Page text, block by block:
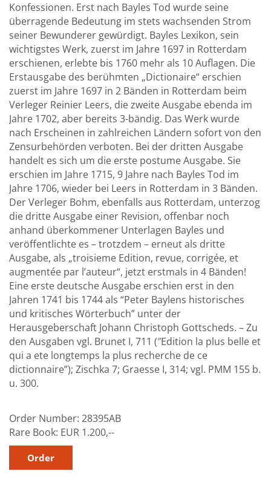
Konfessionen. Erst nach Bayles Tod wurde seine
überragende Bedeutung im stets wachsenden Strom
seiner Bewunderer gewürdigt. Bayles Lexikon, sein
wichtigstes Werk, zuerst im Jahre 1697 in Rotterdam
erschienen, erlebte bis 1760 mehr als 10 Auflagen. Die
Erstausgabe des berühmten „Dictionaire“ erschien
zuerst im Jahre 1697 in 2 Bänden in Rotterdam beim
Verleger Reinier Leers, die zweite Ausgabe ebenda im
Jahre 1702, aber bereits 3-bändig. Das Werk wurde
nach Erscheinen in zahlreichen Ländern sofort von den
Zensurbehörden verboten. Bei der dritten Ausgabe
handelt es sich um die erste postume Ausgabe. Sie
erschien im Jahre 1715, 9 Jahre nach Bayles Tod im
Jahre 1706, wieder bei Leers in Rotterdam in 3 Bänden.
Der Verleger Bohm, ebenfalls aus Rotterdam, unterzog
die dritte Ausgabe einer Revision, offenbar noch
anhand überkommener Unterlagen Bayles und
veröffentlichte es – trotzdem – erneut als dritte
Ausgabe, als „troisieme Edition, revue, corrigée, et
augmentée par l’auteur“, jetzt erstmals in 4 Bänden!
Eine erste deutsche Ausgabe erschien erst in den
Jahren 1741 bis 1744 als “Peter Baylens historisches
und kritisches Wörterbuch” unter der
Herausgeberschaft Johann Christoph Gottscheds. – Zu
den Ausgaben vgl. Brunet I, 711 (″Edition la plus belle et
qui a ete longtemps la plus recherche de ce
dictionnaire”); Zischka 7; Graesse I, 314; vgl. PMM 155 b.
u. 300.
Order Number: 28395AB
Rare Book: EUR 1.200,--